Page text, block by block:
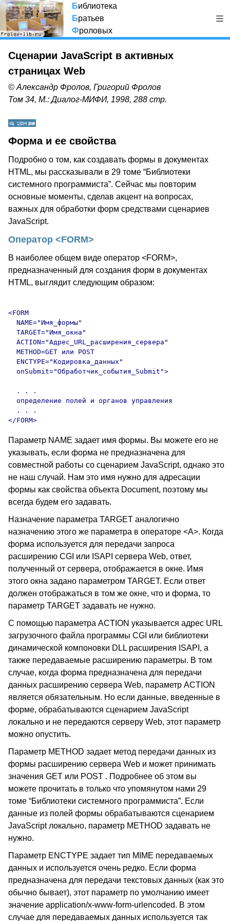
Библиотека
Братьев
Фроловых
Сценарии JavaScript в активных
страницах Web
© Александр Фролов, Григорий Фролов
Том 34, М.: Диалог-МИФИ, 1998, 288 стр.
Форма и ее свойства
Подробно о том, как создавать формы в документах
HTML, мы рассказывали в 29 томе “Библиотеки
системного программиста”. Сейчас мы повторим
основные моменты, сделав акцент на вопросах,
важных для обработки форм средствами сценариев
JavaScript.
Оператор <FORM>
В наиболее общем виде оператор <FORM>,
предназначенный для создания форм в документах
HTML, выглядит следующим образом:
<FORM
  NAME="Имя_формы"
  TARGET="Имя_окна"
  ACTION="Адрес_URL_расширения_сервера"
  METHOD=GET или POST
  ENCTYPE="Кодировка_данных"
  onSubmit="Обработчик_события_Submit">
  . . .
  определение полей и органов управления
  . . .
Параметр NAME задает имя формы. Вы можете его не
указывать, если форма не предназначена для
совместной работы со сценарием JavaScript, однако это
не наш случай. Нам это имя нужно для адресации
формы как свойства объекта Document, поэтому мы
всегда будем его задавать.
Назначение параметра TARGET аналогично
назначению этого же параметра в операторе <A>. Когда
форма используется для передачи запроса
расширению CGI или ISAPI сервера Web, ответ,
полученный от сервера, отображается в окне. Имя
этого окна задано параметром TARGET. Если ответ
должен отображаться в том же окне, что и форма, то
параметр TARGET задавать не нужно.
С помощью параметра ACTION указывается адрес URL
загрузочного файла программы CGI или библиотеки
динамической компоновки DLL расширения ISAPI, а
также передаваемые расширению параметры. В том
случае, когда форма предназначена для передачи
данных расширению сервера Web, параметр ACTION
является обязательным. Но если данные, введенные в
форме, обрабатываются сценарием JavaScript
локально и не передаются серверу Web, этот параметр
можно опустить.
Параметр METHOD задает метод передачи данных из
формы расширению сервера Web и может принимать
значения GET или POST . Подробнее об этом вы
можете прочитать в только что упомянутом нами 29
томе “Библиотеки системного программиста”. Если
данные из полей формы обрабатываются сценарием
JavaScript локально, параметр METHOD задавать не
нужно.
Параметр ENCTYPE задает тип MIME передаваемых
данных и используется очень редко. Если форма
предназначена для передачи текстовых данных (как это
обычно бывает), этот параметр по умолчанию имеет
значение application/x-www-form-urlencoded. В этом
случае для передаваемых данных используется так